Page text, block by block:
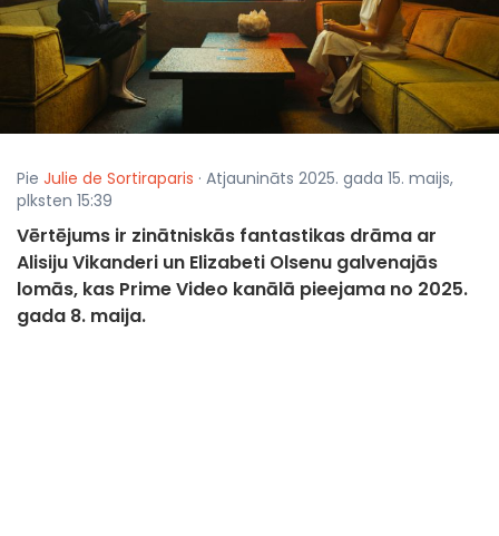
Pie Julie de Sortiraparis · Atjaunināts 2025. gada 15. maijs,
plksten 15:39
Vērtējums ir zinātniskās fantastikas drāma ar
Alisiju Vikanderi un Elizabeti Olsenu galvenajās
lomās, kas Prime Video kanālā pieejama no 2025.
gada 8. maija.